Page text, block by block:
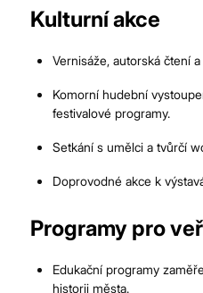
Kulturní akce
Vernisáže, autorská čtení
Komorní hudební
festivalové programy.
Setkání s umělci a tvůrčí
Doprovodné akce k
Programy pro
Edukační programy
historii města.